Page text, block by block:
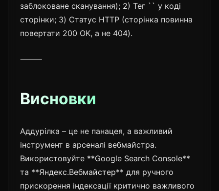
заблоковане сканування); 2) Тег ` ` у коді
сторінки; 3) Статус HTTP (сторінка повинна
повертати 200 OK, а не 404).
⸻
Висновки
Аддурілка – це не панацея, а важливий
інструмент в арсеналі вебмайстра.
Використовуйте **Google Search Console**
та **Яндекс.Вебмайстер** для ручного
прискорення індексації критично важливого